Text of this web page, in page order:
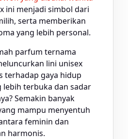
ini menjadi simbol dari
serta memberikan
yang lebih personal.
parfum ternama
lini unisex
terhadap gaya hidup
lebih terbuka dan sadar
Semakin banyak
mampu menyentuh
feminin dan
harmonis.